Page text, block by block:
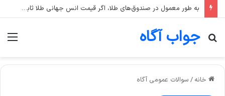
به طور معمول در صندوق‌های طلا، اگر قیمت انس جهانی طلا ثابت بماند اما قیمت دلار رشد کند، قیمت واحد صندوق چه تغییری می‌کند؟
جواب آگاه
جستجو
خانه / سوالات عمومی آگاه